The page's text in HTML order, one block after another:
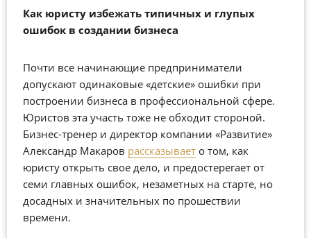
Как юристу избежать типичных и глупых
ошибок в создании бизнеса
Почти все начинающие предприниматели
допускают одинаковые «детские» ошибки при
построении бизнеса в профессиональной сфере.
Юристов эта участь тоже не обходит стороной.
Бизнес-тренер и директор компании «Развитие»
Александр Макаров рассказывает о том, как
юристу открыть свое дело, и предостерегает от
семи главных ошибок, незаметных на старте, но
досадных и значительных по прошествии
времени.